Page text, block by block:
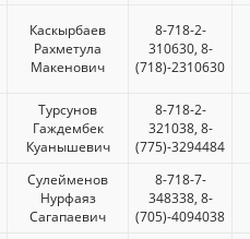
Каскырбаев
Рахметула
Макенович
8-718-2-
310630, 8-
(718)-2310630
Турсунов
Гаждембек
Куанышевич
8-718-2-
321038, 8-
(775)-3294484
Сулейменов
Нурфаяз
Сагапаевич
8-718-7-
348338, 8-
(705)-4094038